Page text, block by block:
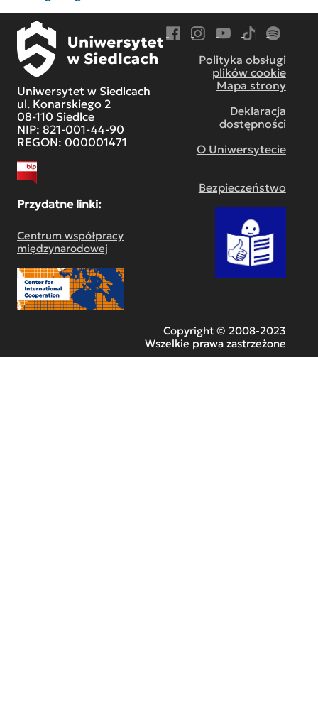
Uniwersytet w Siedlcach
ul. Konarskiego 2
08-110 Siedlce
NIP: 821-001-44-90
REGON: 000001471
Przydatne linki:
Centrum współpracy
międzynarodowej
Polityka obsługi
plików cookie
Mapa strony
Deklaracja
dostępności
O Uniwersytecie
Bezpieczeństwo
Copyright © 2008-2023
Wszelkie prawa zastrzeżone